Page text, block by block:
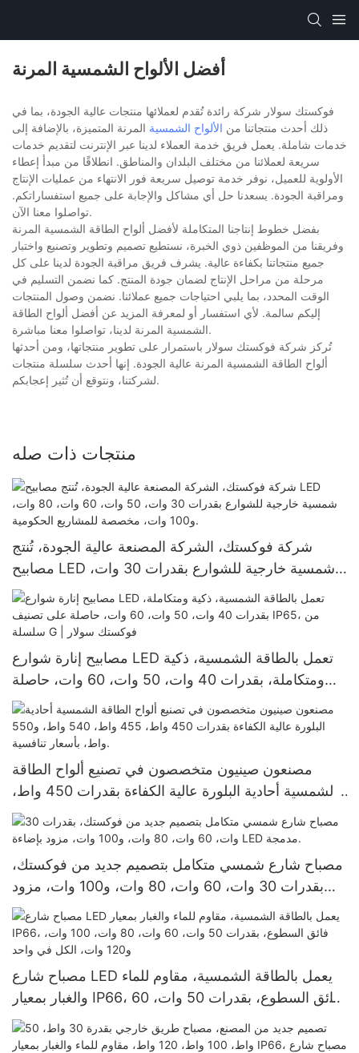
أفضل الألواح الشمسية المرنة
فوكستك سولار شركة رائدة تُقدم لعملائها منتجات عالية الجودة، بما في
ذلك أحدث منتجاتنا من الألواح الشمسية المرنة المتميزة، بالإضافة إلى
خدمات شاملة. يعمل فريق خدمة العملاء لدينا عبر الإنترنت لتقديم خدمات
سريعة لعملائنا من مختلف البلدان والمناطق. انطلاقًا من مبدأ إعطاء
الأولوية للعميل، نوفر خدمة توصيل سريعة فور الانتهاء من عمليات الإنتاج
ومراقبة الجودة. يسعدنا حل أي مشاكل والإجابة على جميع استفساراتكم.
تواصلوا معنا الآن.
بفضل خطوط إنتاجنا المتكاملة لأفضل ألواح الطاقة الشمسية المرنة
وفريقنا من الموظفين ذوي الخبرة، نستطيع تصميم وتطوير وتصنيع واختبار
جميع منتجاتنا بكفاءة عالية. يشرف فريق مراقبة الجودة لدينا على كل
مرحلة من مراحل الإنتاج لضمان جودة المنتج. كما نضمن التسليم في
الوقت المحدد، بما يلبي احتياجات جميع عملائنا. نضمن وصول المنتجات
إليكم سالمة. لأي استفسار أو لمعرفة المزيد عن أفضل ألواح الطاقة
الشمسية المرنة لدينا، تواصلوا معنا مباشرة.
تُركز شركة فوكستك سولار باستمرار على تطوير منتجاتها، ومن أحدثها
ألواح الطاقة الشمسية المرنة عالية الجودة. إنها أحدث سلسلة منتجات
لشركتنا، ونتوقع أن تُثير إعجابكم.
منتجات ذات صله
شركة فوكستك، الشركة المصنعة عالية الجودة، تُنتج
مصابيح LED شمسية خارجية للشوارع بقدرات 30 وات،
50 وات، 60 وات، 80 وات، و100 وات، مخصصة
للمشاريع الحكومية.
مصابيح إنارة شوارع LED تعمل بالطاقة الشمسية، ذكية
ومتكاملة، بقدرات 40 وات، 50 وات، 60 وات، حاصلة
مصنعون صينيون متخصصون في تصنيع ألواح الطاقة
الشمسية أحادية البلورة عالية الكفاءة بقدرات 450 واط،
مصباح شارع شمسي متكامل بتصميم جديد من فوكستك،
بقدرات 30 وات، 60 وات، 80 وات، و100 وات، مزود
مصباح شارع LED يعمل بالطاقة الشمسية، مقاوم للماء
والغبار بمعيار IP66، فائق السطوع، بقدرات 50 وات، 60